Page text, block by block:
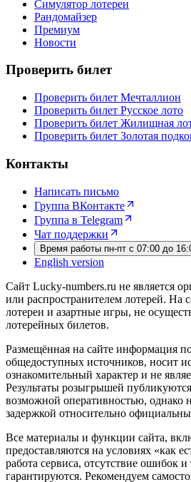
Симулятор лотереи
Рандомайзер
Премиум
Новости
Проверить билет
Проверить билет Мечталлион
Проверить билет Русское лото
Проверить билет Жилищная
Проверить билет Золотая
Контакты
Написать письмо
Группа ВКонтакте
Группа в Telegram
Чат поддержки
Время работы пн-пт с 07:00 до
English version
Сайт Lucky-numbers.ru не является
или распространителем лотерей. На
лотереи и азартные игры, не
лотерейных билетов.
Размещённая на сайте информация
общедоступных источников, носит
ознакомительный характер и не
Результаты розыгрышей
возможной оперативностью, однако
задержкой относительно
Все материалы и функции сайта,
предоставляются на условиях «как
работа сервиса, отсутствие ошибок и
гарантируются. Рекомендуем